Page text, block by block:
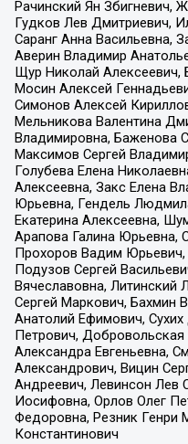
Рачинский Ян Збигневич,
Гудков Лев Дмитриевич,
Саранг Анна Васильевна,
Аверин Владимир
Щур Николай
Мосин Алексей
Симонов Алексей
Мельникова Валентина
Владимировна, Баженова
Максимов Сергей
Голубева Елена
Алексеевна, Закс Елена
Юрьевна, Гендель
Екатерина Алексеевна,
Арапова Галина Юрьевна,
Прохоров Вадим
Подузов Сергей
Вячеславовна, Литинский
Сергей Маркович, Бахмин
Анатолий Ефимович,
Петрович,
Александра Евгеньевна,
Александрович, Вицин
Андреевич, Левинсон Лев
Иосифовна, Орлов Олег
Федоровна, Резник Генри
Константинович